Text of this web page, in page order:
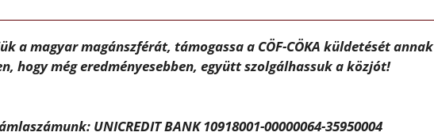
a magyar magánszférát, támogassa a CÖF-CÖKA küldetését annak
hogy még eredményesebben, együtt szolgálhassuk a közjót!
UNICREDIT BANK 10918001-00000064-35950004